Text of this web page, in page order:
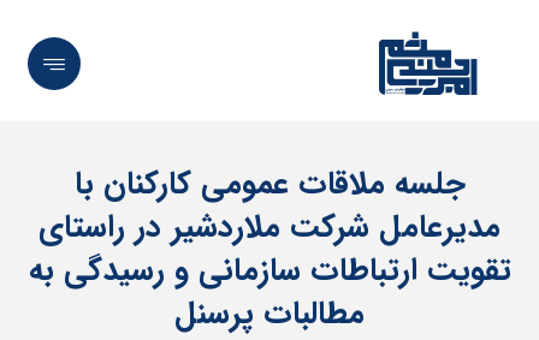
جلسه ملاقات عمومی کارکنان با
مدیرعامل شرکت ملاردشیر در راستای
تقویت ارتباطات سازمانی و رسیدگی به
مطالبات پرسنل